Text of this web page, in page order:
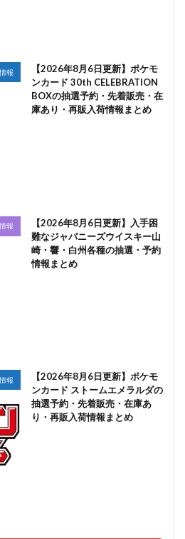
報
【2026年8月6日更新】ポケモ
ンカード 30th CELEBRATION
BOXの抽選予約・先着販売・在
庫あり・再販入荷情報まとめ
報
【2026年8月6日更新】入手困
難なジャパニーズウイスキー山
崎・響・白州各種の抽選・予約
情報まとめ
報
【2026年8月6日更新】ポケモ
ンカード ストームエメラルダの
抽選予約・先着販売・在庫あ
り・再販入荷情報まとめ